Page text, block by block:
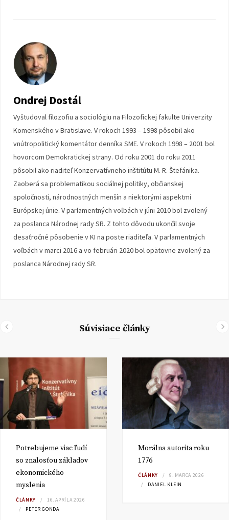
Ondrej Dostál
Vyštudoval filozofiu a sociológiu na Filozofickej fakulte Univerzity
Komenského v Bratislave. V rokoch 1993 – 1998 pôsobil ako
vnútropolitický komentátor denníka SME. V rokoch 1998 – 2001 bol
hovorcom Demokratickej strany. Od roku 2001 do roku 2011
pôsobil ako riaditeľ Konzervatívneho inštitútu M. R. Štefánika.
Zaoberá sa problematikou sociálnej politiky, občianskej
spoločnosti, národnostných menšín a niektorými aspektmi
Európskej únie. V parlamentných voľbách v júni 2010 bol zvolený
za poslanca Národnej rady SR. Z tohto dôvodu ukončil svoje
desaťročné pôsobenie v KI na poste riaditeľa. V parlamentných
voľbách v marci 2016 a vo februári 2020 bol opätovne zvolený za
poslanca Národnej rady SR.
Súvisiace články
Potrebujeme viac ľudí
so znalosťou základov
ekonomického
myslenia
ČLÁNKY
16. APRÍLA 2026
PETER GONDA
Morálna autorita roku
1776
ČLÁNKY
9. MARCA 2026
DANIEL KLEIN